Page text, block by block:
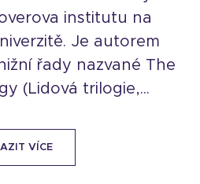
institutu na
Je autorem
řady nazvané The
(Lidová trilogie,...
VÍCE